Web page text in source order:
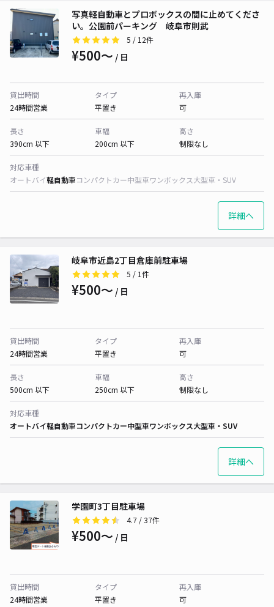
写真軽自動車とプロボックスの間に止めてくださ
い。公園前パーキング 岐阜市則武
5 / 12件
¥500〜 / 日
貸出時間
24時間営業
タイプ
平置き
再入庫
可
長さ
390cm 以下
車幅
200cm 以下
高さ
制限なし
対応車種
オートバイ軽自動車コンパクトカー中型車ワンボックス大型車・SUV
詳細へ
岐阜市近島2丁目倉庫前駐車場
5 / 1件
¥500〜 / 日
貸出時間
24時間営業
タイプ
平置き
再入庫
可
長さ
500cm 以下
車幅
250cm 以下
高さ
制限なし
対応車種
オートバイ軽自動車コンパクトカー中型車ワンボックス大型車・SUV
詳細へ
学園町3丁目駐車場
4.7 / 37件
¥500〜 / 日
貸出時間
24時間営業
タイプ
平置き
再入庫
可